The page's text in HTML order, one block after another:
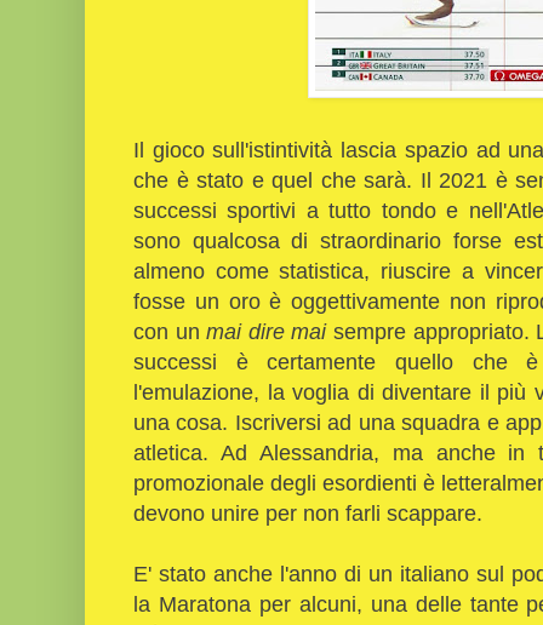
Il gioco sull'istintività lascia spazio ad
che è stato e quel che sarà. Il 2021 è
successi sportivi a tutto tondo e
sono qualcosa di straordinario forse
almeno come statistica, riuscire a
fosse un oro è oggettivamente non
con unmai dire maisempre appropriato.
successi è certamente quello che
l'emulazione, la voglia di diventare il più
una cosa. Iscriversi ad una squadra e
atletica. Ad Alessandria, ma anche in
promozionale degli esordienti è
devono unire per non farli scappare.
E' stato anche l'anno di un italiano sul
la Maratona per alcuni, una delle tante